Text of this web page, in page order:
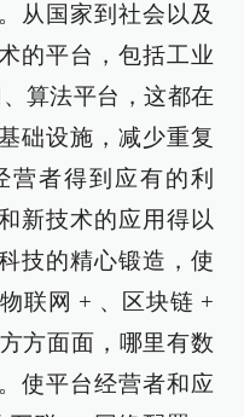
从国家到社会以及
的平台，包括工业
算法平台，这都在
础设施，减少重复
者得到应有的利
新技术的应用得以
技的精心锻造，使
联网 + 、区块链 +
方面面，哪里有数
使平台经营者和应